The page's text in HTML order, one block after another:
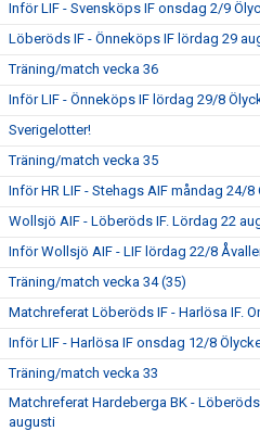
Inför LIF - Svensköps IF onsdag 2/9
Löberöds IF - Önneköps IF lördag 29
Träning/match vecka 36
Inför LIF - Önneköps IF lördag 29/8
Sverigelotter!
Träning/match vecka 35
Inför HR LIF - Stehags AIF måndag 24/8
Wollsjö AIF - Löberöds IF. Lördag 22
Inför Wollsjö AIF - LIF lördag 22/8
Träning/match vecka 34 (35)
Matchreferat Löberöds IF - Harlösa IF.
Inför LIF - Harlösa IF onsdag 12/8
Träning/match vecka 33
Matchreferat Hardeberga BK -
augusti